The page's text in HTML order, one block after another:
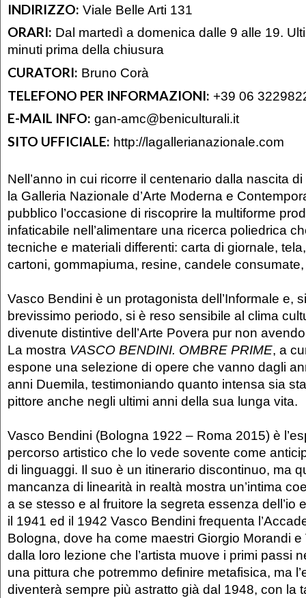
INDIRIZZO: Viale Belle Arti 131
ORARI: Dal martedì a domenica dalle 9 alle 19.
minuti prima della chiusura
CURATORI: Bruno Corà
TELEFONO PER INFORMAZIONI: +39 06
E-MAIL INFO: gan-amc@beniculturali.it
SITO UFFICIALE: http://lagallerianazionale.com
Nell’anno in cui ricorre il centenario dalla nascita di
la Galleria Nazionale d’Arte Moderna e
pubblico l’occasione di riscoprire la multiforme
infaticabile nell’alimentare una ricerca poliedrica
tecniche e materiali differenti: carta di giornale,
cartoni, gommapiuma, resine, candele
Vasco Bendini è un protagonista dell’Informale e,
brevissimo periodo, si è reso sensibile al clima
divenute distintive dell’Arte Povera pur non
La mostra VASCO BENDINI. OMBRE PRIME, a
espone una selezione di opere che vanno dagli
anni Duemila, testimoniando quanto intensa sia
pittore anche negli ultimi anni della sua lunga vita.
Vasco Bendini (Bologna 1922 – Roma 2015) è
percorso artistico che lo vede sovente come
di linguaggi. Il suo è un itinerario discontinuo, ma
mancanza di linearità in realtà mostra un’intima
a se stesso e al fruitore la segreta essenza dell’io
il 1941 ed il 1942 Vasco Bendini frequenta
Bologna, dove ha come maestri Giorgio Morandi e
dalla loro lezione che l’artista muove i primi passi
una pittura che potremmo definire metafisica, ma
diventerà sempre più astratto già dal 1948, con la